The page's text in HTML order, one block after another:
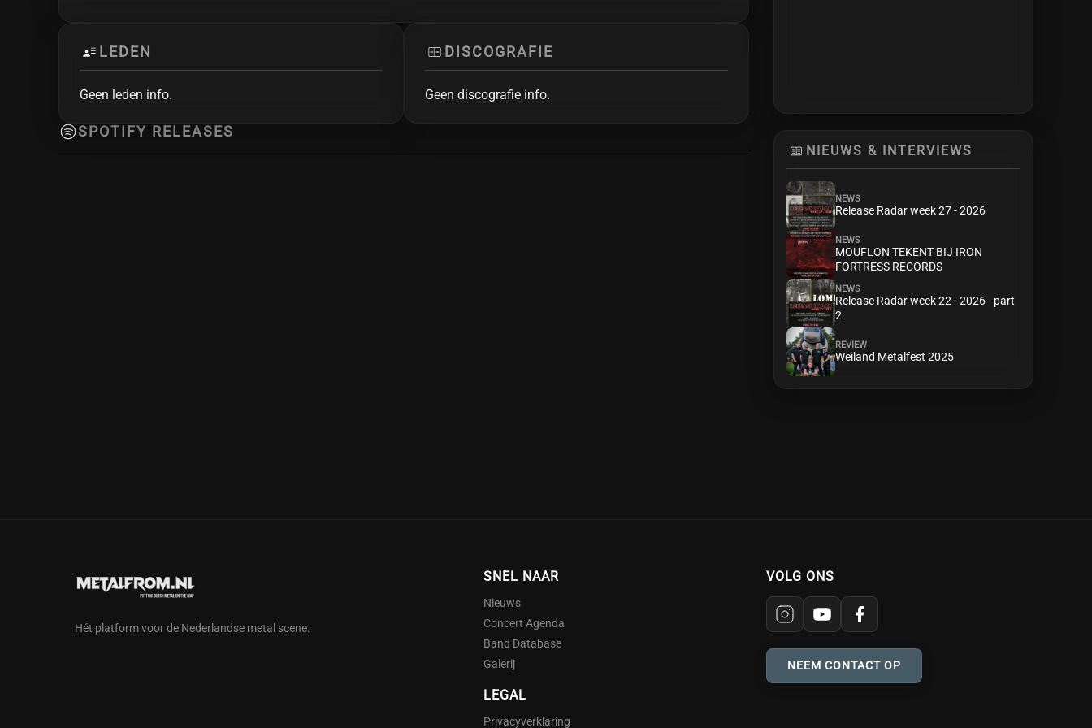
LEDEN
Geen leden info.
DISCOGRAFIE
Geen discografie info.
SPOTIFY RELEASES
NIEUWS & INTERVIEWS
NEWS
Release Radar week 27 - 2026
NEWS
MOUFLON TEKENT BIJ IRON
FORTRESS RECORDS
NEWS
Release Radar week 22 - 2026 - part
2
REVIEW
Weiland Metalfest 2025
Hét platform voor de Nederlandse metal scene.
SNEL NAAR
Nieuws
Concert Agenda
Band Database
Galerij
LEGAL
Privacyverklaring
VOLG ONS
NEEM CONTACT OP